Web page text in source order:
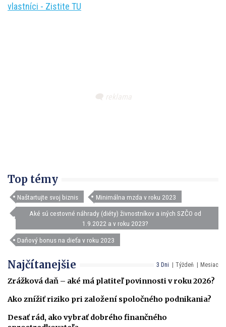
vlastníci - Zistite TU
Top témy
Naštartujte svoj biznis Minimálna mzda v roku 2023
Aké sú cestovné náhrady (diéty) živnostníkov a iných SZČO od
1.9.2022 a v roku 2023?
Daňový bonus na dieťa v roku 2023
3 Dni Týždeň Mesiac
Najčítanejšie
Zrážková daň – aké má platiteľ povinnosti v roku 2026?
Ako znížiť riziko pri založení spoločného podnikania?
Desať rád, ako vybrať dobrého finančného